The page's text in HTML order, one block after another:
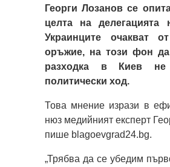
Георги Лозанов се
целта на
Украинците очакват
оръжие, на този фон
разходка в Киев
политически ход.
Това мнение изрази в
нюз медийният експерт
пише blagoevgrad24.bg.
„Трябва да се убедим